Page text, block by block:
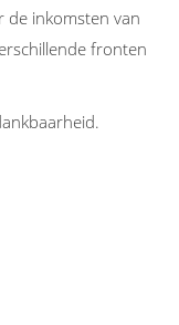
de inkomsten van
fronten